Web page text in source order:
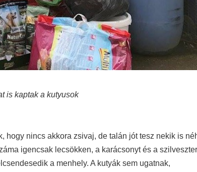
is kaptak a kutyusok
hogy nincs akkora zsivaj, de talán jót tesz nekik is
igencsak lecsökken, a karácsonyt és a szilveszter
a menhely. A kutyák sem ugatnak,